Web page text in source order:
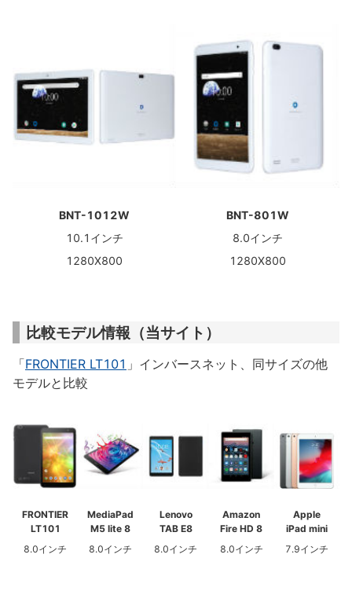
BNT-1012W
10.1インチ
1280X800
BNT-801W
8.0インチ
1280X800
比較モデル情報（当サイト）
「FRONTIER LT101 」インバースネット、同サイズの他
モデルと比較
FRONTIER
LT101
8.0インチ
MediaPad
M5 lite 8
8.0インチ
Lenovo
TAB E8
8.0インチ
Amazon
Fire HD 8
8.0インチ
Apple
iPad mini
7.9インチ